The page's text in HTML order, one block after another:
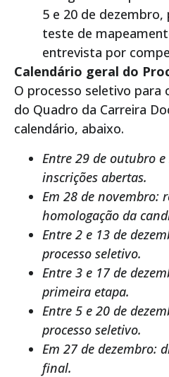
5 e 20 de dezembro,
teste de
entrevista por
Calendário geral do
O processo seletivo para
do Quadro da Carreira
calendário, abaixo.
Entre 29 de outubro
inscrições abertas.
Em 28 de novembro:
homologação da
Entre 2 e 13 de
processo seletivo.
Entre 3 e 17 de
primeira etapa.
Entre 5 e 20 de
processo seletivo.
Em 27 de dezembro:
final.